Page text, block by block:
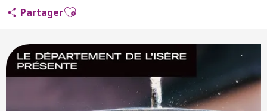
PartagerAjouter aux favoris